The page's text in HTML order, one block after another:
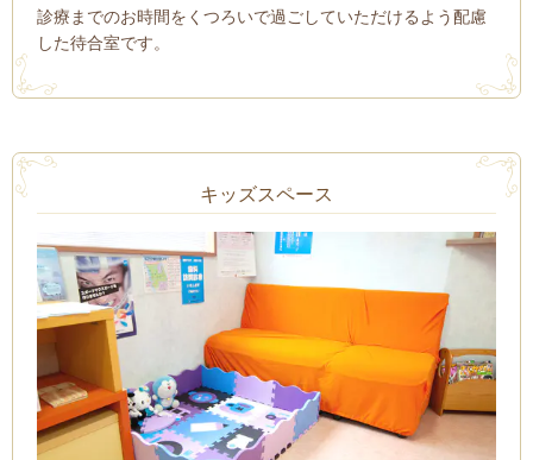
診療までのお時間をくつろいで過ごしていただけるよう配慮
した待合室です。
キッズスペース